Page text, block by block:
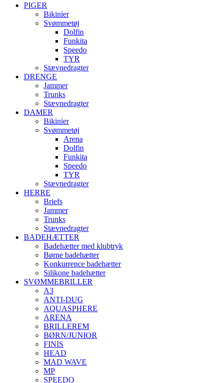
PIGER
Bikinier
Svømmetøj
Dolfin
Funkita
Speedo
TYR
Stævnedragter
DRENGE
Jammer
Trunks
Stævnedragter
DAMER
Bikinier
Svømmetøj
Arena
Dolfin
Funkita
Speedo
TYR
Stævnedragter
HERRE
Briefs
Jammer
Trunks
Stævnedragter
BADEHÆTTER
Badehætter med klubtryk
Børne badehætter
Konkurrence badehætter
Silikone badehætter
SVØMMEBRILLER
A3
ANTI-DUG
AQUASPHERE
ARENA
BRILLEREM
BØRN/JUNIOR
FINIS
HEAD
MAD WAVE
MP
SPEEDO